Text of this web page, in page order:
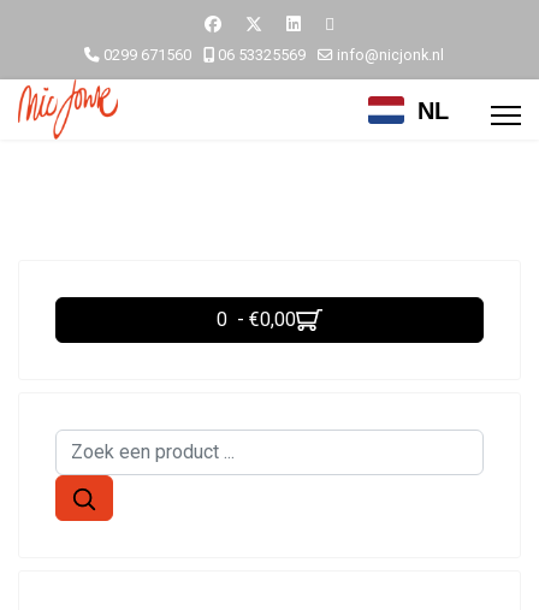
0299 671560 06 53325569 info@nicjonk.nl
NL
0 - €0,00